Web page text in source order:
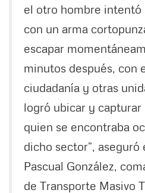
el otro hombre intentó
con un arma
escapar
minutos después, con
ciudadanía y otras
logró ubicar y
quien se encontraba
dicho sector”,
Pascual González,
de Transporte Masivo